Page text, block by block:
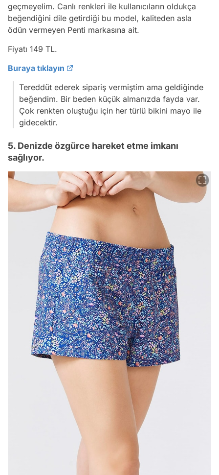
geçmeyelim. Canlı renkleri ile kullanıcıların oldukça
beğendiğini dile getirdiği bu model, kaliteden asla
ödün vermeyen Penti markasına ait.
Fiyatı 149 TL.
Buraya tıklayın
Tereddüt ederek sipariş vermiştim ama geldiğinde
beğendim. Bir beden küçük almanızda fayda var.
Çok renkten oluştuğu için her türlü bikini mayo ile
gidecektir.
5. Denizde özgürce hareket etme imkanı
sağlıyor.